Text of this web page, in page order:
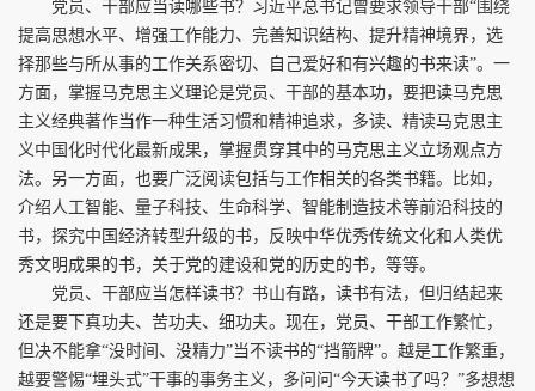
党员、干部应当读哪些书？习近平总书记曾要求领导干部“围绕
提高思想水平、增强工作能力、完善知识结构、提升精神境界，选
择那些与所从事的工作关系密切、自己爱好和有兴趣的书来读”。一
方面，掌握马克思主义理论是党员、干部的基本功，要把读马克思
主义经典著作当作一种生活习惯和精神追求，多读、精读马克思主
义中国化时代化最新成果，掌握贯穿其中的马克思主义立场观点方
法。另一方面，也要广泛阅读包括与工作相关的各类书籍。比如，
介绍人工智能、量子科技、生命科学、智能制造技术等前沿科技的
书，探究中国经济转型升级的书，反映中华优秀传统文化和人类优
秀文明成果的书，关于党的建设和党的历史的书，等等。
党员、干部应当怎样读书？书山有路，读书有法，但归结起来
还是要下真功夫、苦功夫、细功夫。现在，党员、干部工作繁忙，
但决不能拿“没时间、没精力”当不读书的“挡箭牌”。越是工作繁重，
越要警惕“埋头式”干事的事务主义，多问问“今天读书了吗？”多想想